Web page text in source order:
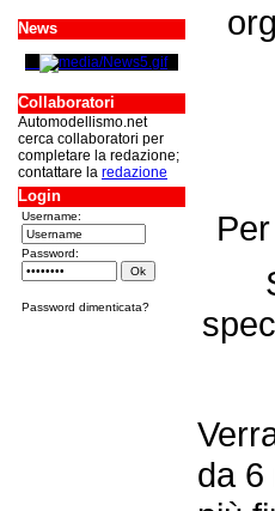
News
Collaboratori
Automodellismo.net
cerca collaboratori per
completare la redazione;
contattare la redazione
Login
Username:
Password:
Password dimenticata?
da 6